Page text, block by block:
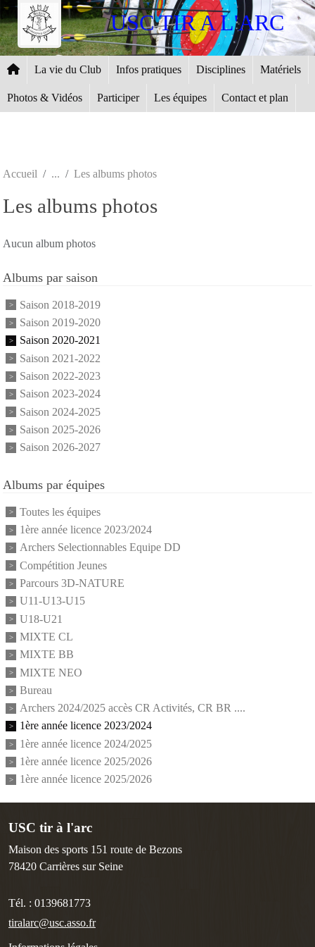
USC TIR A L'ARC
La vie du Club Infos pratiques Disciplines Matériels
Photos & Vidéos Participer Les équipes Contact et plan
Accueil Les albums photos
Les albums photos
Aucun album photos
Albums par saison
Saison 2018-2019
Saison 2019-2020
Saison 2020-2021
Saison 2021-2022
Saison 2022-2023
Saison 2023-2024
Saison 2024-2025
Saison 2025-2026
Saison 2026-2027
Albums par équipes
Toutes les équipes
1ère année licence 2023/2024
Archers Selectionnables Equipe DD
Compétition Jeunes
Parcours 3D-NATURE
U11-U13-U15
U18-U21
MIXTE CL
MIXTE BB
MIXTE NEO
Bureau
Archers 2024/2025 accès CR Activités, CR BR ....
1ère année licence 2023/2024
1ère année licence 2024/2025
1ère année licence 2025/2026
1ère année licence 2025/2026
USC tir à l'arc
Maison des sports 151 route de Bezons
78420 Carrières sur Seine
Tél. : 0139681773
tiralarc@usc.asso.fr
Panneau de gestion des cookies